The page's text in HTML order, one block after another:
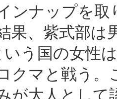
ンナップを
果、紫式部は
いう国の女性
クマと戦う。
が大人として